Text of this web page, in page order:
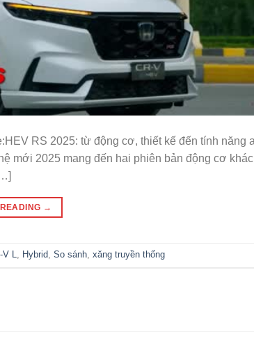
RS 2025: từ động cơ, thiết kế đến tính năng
mới 2025 mang đến hai phiên bản động cơ khác
→
V L, Hybrid, So sánh, xăng truyền thống